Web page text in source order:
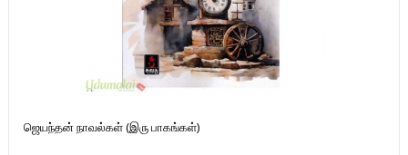
ஜெயந்தன் நாவல்கள் (இரு பாகங்கள்)